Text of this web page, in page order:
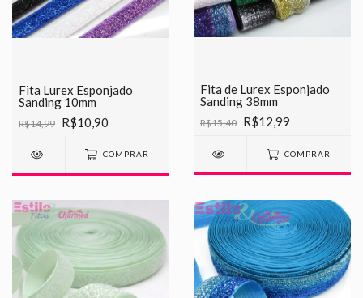
Fita Lurex Esponjado
Sanding 10mm
R$14,99 R$10,90
COMPRAR
Fita de Lurex Esponjado
Sanding 38mm
R$15,40 R$12,99
COMPRAR